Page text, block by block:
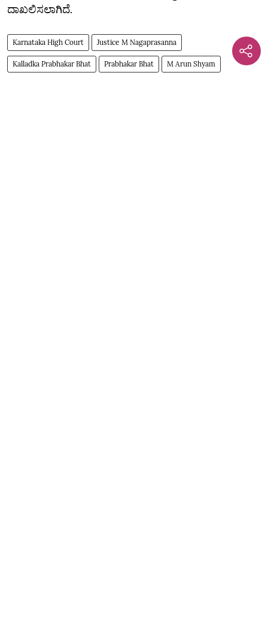
ದಾಖಲಿಸಲಾಗಿದೆ.
Karnataka High Court Justice M Nagaprasanna
Kalladka Prabhakar Bhat Prabhakar Bhat M Arun Shyam